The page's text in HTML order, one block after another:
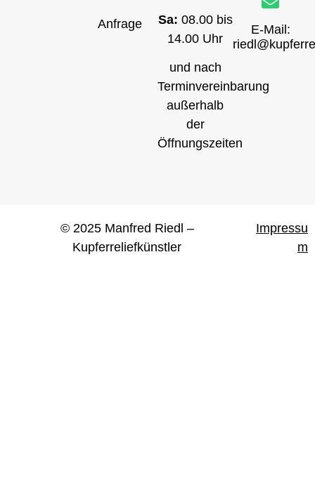
Anfrage Sa: 08.00 bis
14.00 Uhr
und nach
Terminvereinbarung
außerhalb
der
Öffnungszeiten
E-Mail:
© 2025 Manfred Riedl –
Kupferreliefkünstler
Impressu
m